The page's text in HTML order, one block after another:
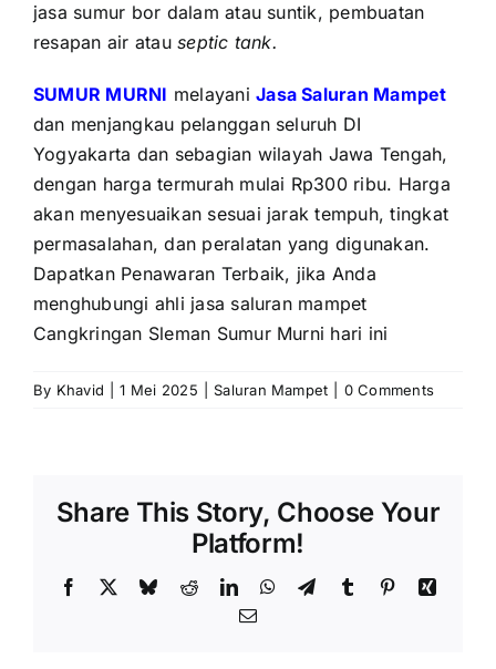
jasa sumur bor dalam atau suntik, pembuatan
resapan air atauseptic tank.
SUMUR MURNI melayaniJasa Saluran Mampet
dan menjangkau pelanggan seluruh DI
Yogyakarta dan sebagian wilayah Jawa Tengah,
dengan harga termurah mulai Rp300 ribu. Harga
akan menyesuaikan sesuai jarak tempuh, tingkat
permasalahan, dan peralatan yang digunakan.
Dapatkan Penawaran Terbaik, jika Anda
menghubungi ahli jasa saluran mampet
Cangkringan Sleman Sumur Murni hari ini
By Khavid 1 Mei 2025 Saluran Mampet 0 Comments
Share This Story, Choose Your
Platform!
Facebook BlueskyRedditLinkedInWhatsApp
TelegramTumblr PinterestXing
Email